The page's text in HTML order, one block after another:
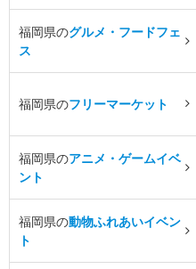
福岡県のグルメ・フードフェ
ス
福岡県のフリーマーケット
福岡県のアニメ・ゲームイベ
ント
福岡県の動物ふれあいイベン
ト